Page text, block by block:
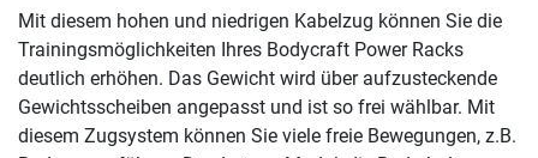
Mit diesem hohen und niedrigen Kabelzug können Sie die
Trainingsmöglichkeiten Ihres Bodycraft Power Racks
deutlich erhöhen. Das Gewicht wird über aufzusteckende
Gewichtsscheiben angepasst und ist so frei wählbar. Mit
diesem Zugsystem können Sie viele freie Bewegungen, z.B.